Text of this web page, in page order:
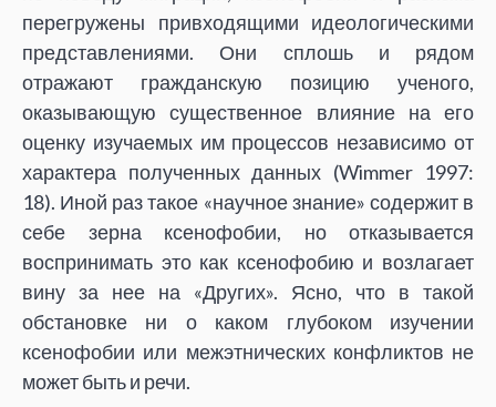
перегружены привходящими идеологическими
представлениями. Они сплошь и рядом
отражают гражданскую позицию ученого,
оказывающую существенное влияние на его
оценку изучаемых им процессов независимо от
характера полученных данных (Wimmer 1997:
18). Иной раз такое «научное знание» содержит в
себе зерна ксенофобии, но отказывается
воспринимать это как ксенофобию и возлагает
вину за нее на «Других». Ясно, что в такой
обстановке ни о каком глубоком изучении
ксенофобии или межэтнических конфликтов не
может быть и речи.